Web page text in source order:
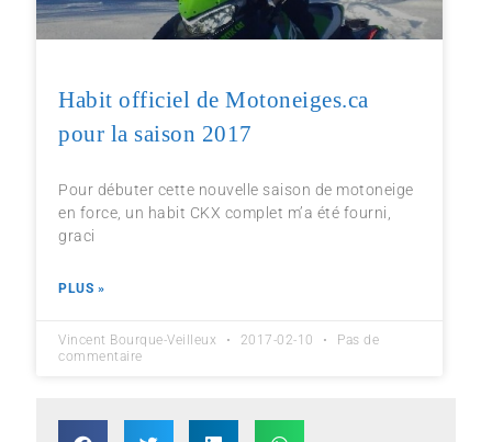
Habit officiel de Motoneiges.ca
pour la saison 2017
Pour débuter cette nouvelle saison de motoneige
en force, un habit CKX complet m’a été fourni,
graci
PLUS »
Vincent Bourque-Veilleux 2017-02-10
Pas de
commentaire